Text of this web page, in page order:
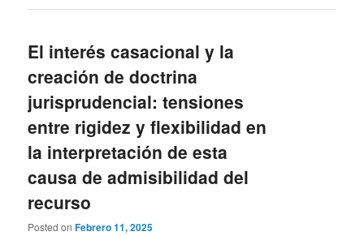
El interés casacional y la
creación de doctrina
jurisprudencial: tensiones
entre rigidez y flexibilidad en
la interpretación de esta
causa de admisibilidad del
recurso
Posted onFebrero 11, 2025